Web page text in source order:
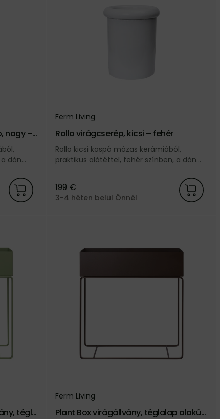
nagy –
dán
Ferm Living
Rollo virágcserép, kicsi – fehér
Rollo kicsi kaspó mázas kerámiából,
praktikus alátéttel, fehér színben, a dán
199 €
3-4 héten belül Önnél
tégla
Ferm Living
Plant Box virágállvány, téglalap alakú